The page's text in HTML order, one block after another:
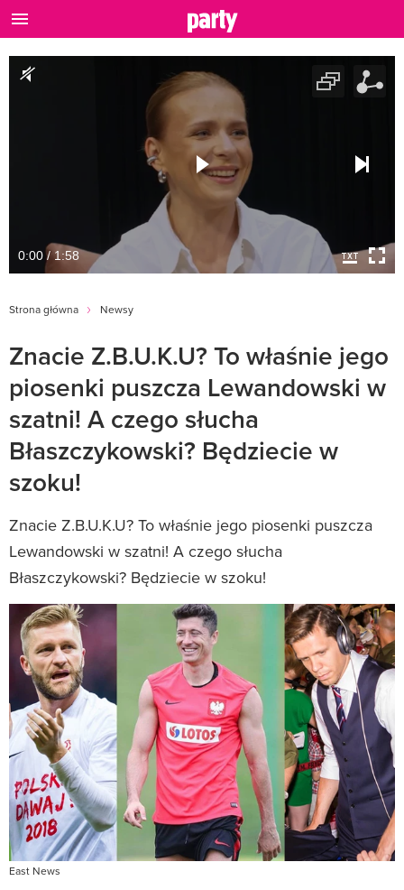
0:00 / 1:58
Strona główna Newsy
Znacie Z.B.U.K.U? To właśnie jego
piosenki puszcza Lewandowski w
szatni! A czego słucha
Błaszczykowski? Będziecie w
szoku!
Znacie Z.B.U.K.U? To właśnie jego piosenki puszcza
Lewandowski w szatni! A czego słucha
Błaszczykowski? Będziecie w szoku!
East News